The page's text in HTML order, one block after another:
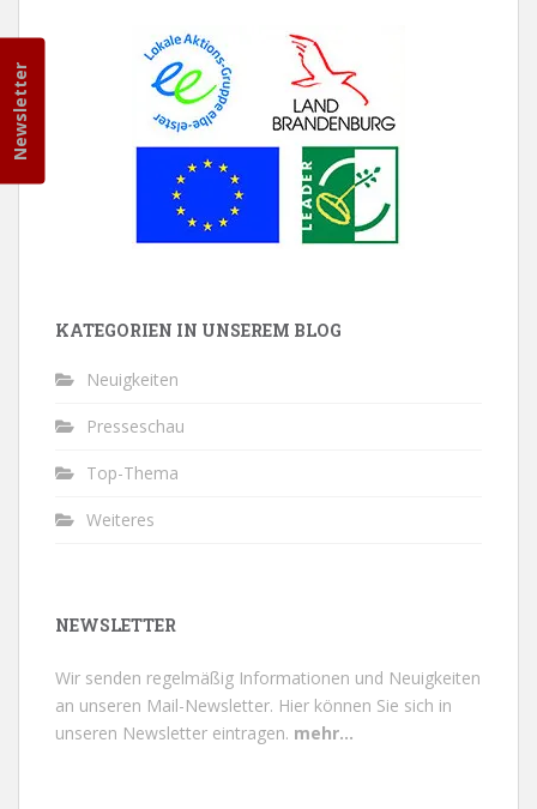
KATEGORIEN IN UNSEREM BLOG
Neuigkeiten
Presseschau
Top-Thema
Weiteres
NEWSLETTER
Newsletter
Wir senden regelmäßig Informationen und Neuigkeiten
an unseren Mail-Newsletter. Hier können Sie sich in
unseren Newsletter eintragen. mehr...